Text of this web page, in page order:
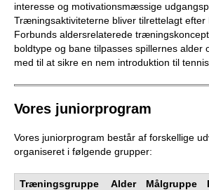
interesse og motivationsmæssige
Træningsaktiviteterne bliver tilrettelagt efter
Forbunds aldersrelaterede
boldtype og bane tilpasses spillernes alder
med til at sikre en nem introduktion til tennis.
Vores juniorprogram
Vores juniorprogram består af forskellige
organiseret i følgende grupper:
Træningsgruppe Alder Målgruppe